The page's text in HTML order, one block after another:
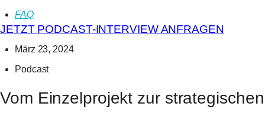
FAQ
JETZT PODCAST-INTERVIEW ANFRAGEN
März 23, 2024
Podcast
Vom Einzelprojekt zur strategischen